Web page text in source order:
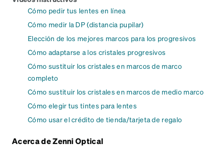
Cómo pedir tus lentes en línea
Cómo medir la DP (distancia pupilar)
Elección de los mejores marcos para los progresivos
Cómo adaptarse a los cristales progresivos
Cómo sustituir los cristales en marcos de marco
completo
Cómo sustituir los cristales en marcos de medio marco
Cómo elegir tus tintes para lentes
Cómo usar el crédito de tienda/tarjeta de regalo
Acerca de Zenni Optical